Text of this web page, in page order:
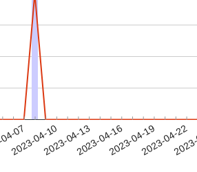
07
2023-04-102023-04-132023-04-162023-04-192023-04-22